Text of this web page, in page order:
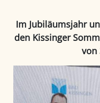
Im Jubiläumsjahr
den Kissinger
von